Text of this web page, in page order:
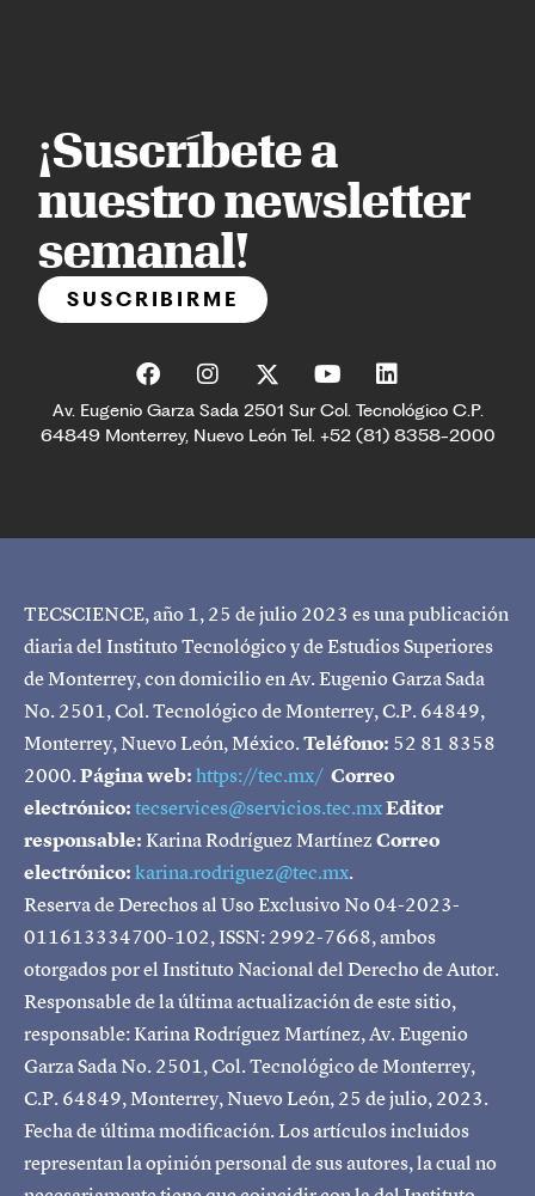
¡Suscríbete a
nuestro newsletter
semanal!
SUSCRIBIRME
Av. Eugenio Garza Sada 2501 Sur Col. Tecnológico C.P.
64849 Monterrey, Nuevo León Tel. +52 (81) 8358-2000
TECSCIENCE, año 1, 25 de julio 2023 es una publicación
diaria del Instituto Tecnológico y de Estudios Superiores
de Monterrey, con domicilio en Av. Eugenio Garza Sada
No. 2501, Col. Tecnológico de Monterrey, C.P. 64849,
Monterrey, Nuevo León, México.Teléfono: 52 81 8358
2000.Página web:https://tec.mx/ Correo
electrónico:tecservices@servicios.tec.mxEditor
responsable:Karina Rodríguez MartínezCorreo
electrónico:karina.rodriguez@tec.mx.
Reserva de Derechos al Uso Exclusivo No 04-2023-
011613334700-102, ISSN: 2992-7668, ambos
otorgados por el Instituto Nacional del Derecho de Autor.
Responsable de la última actualización de este sitio,
responsable: Karina Rodríguez Martínez, Av. Eugenio
Garza Sada No. 2501, Col. Tecnológico de Monterrey,
C.P. 64849, Monterrey, Nuevo León, 25 de julio, 2023.
Fecha de última modificación. Los artículos incluidos
representan la opinión personal de sus autores, la cual no